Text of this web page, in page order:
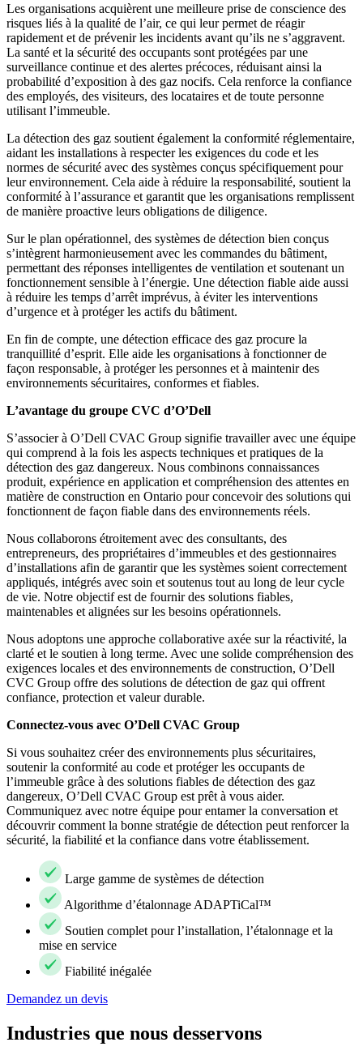
Les organisations acquièrent une meilleure prise de conscience des
risques liés à la qualité de l’air, ce qui leur permet de réagir
rapidement et de prévenir les incidents avant qu’ils ne s’aggravent.
La santé et la sécurité des occupants sont protégées par une
surveillance continue et des alertes précoces, réduisant ainsi la
probabilité d’exposition à des gaz nocifs. Cela renforce la confiance
des employés, des visiteurs, des locataires et de toute personne
utilisant l’immeuble.
La détection des gaz soutient également la conformité réglementaire,
aidant les installations à respecter les exigences du code et les
normes de sécurité avec des systèmes conçus spécifiquement pour
leur environnement. Cela aide à réduire la responsabilité, soutient la
conformité à l’assurance et garantit que les organisations remplissent
de manière proactive leurs obligations de diligence.
Sur le plan opérationnel, des systèmes de détection bien conçus
s’intègrent harmonieusement avec les commandes du bâtiment,
permettant des réponses intelligentes de ventilation et soutenant un
fonctionnement sensible à l’énergie. Une détection fiable aide aussi
à réduire les temps d’arrêt imprévus, à éviter les interventions
d’urgence et à protéger les actifs du bâtiment.
En fin de compte, une détection efficace des gaz procure la
tranquillité d’esprit. Elle aide les organisations à fonctionner de
façon responsable, à protéger les personnes et à maintenir des
environnements sécuritaires, conformes et fiables.
L’avantage du groupe CVC d’O’Dell
S’associer à O’Dell CVAC Group signifie travailler avec une équipe
qui comprend à la fois les aspects techniques et pratiques de la
détection des gaz dangereux. Nous combinons connaissances
produit, expérience en application et compréhension des attentes en
matière de construction en Ontario pour concevoir des solutions qui
fonctionnent de façon fiable dans des environnements réels.
Nous collaborons étroitement avec des consultants, des
entrepreneurs, des propriétaires d’immeubles et des gestionnaires
d’installations afin de garantir que les systèmes soient correctement
appliqués, intégrés avec soin et soutenus tout au long de leur cycle
de vie. Notre objectif est de fournir des solutions fiables,
maintenables et alignées sur les besoins opérationnels.
Nous adoptons une approche collaborative axée sur la réactivité, la
clarté et le soutien à long terme. Avec une solide compréhension des
exigences locales et des environnements de construction, O’Dell
CVC Group offre des solutions de détection de gaz qui offrent
confiance, protection et valeur durable.
Connectez-vous avec O’Dell CVAC Group
Si vous souhaitez créer des environnements plus sécuritaires,
soutenir la conformité au code et protéger les occupants de
l’immeuble grâce à des solutions fiables de détection des gaz
dangereux, O’Dell CVAC Group est prêt à vous aider.
Communiquez avec notre équipe pour entamer la conversation et
découvrir comment la bonne stratégie de détection peut renforcer la
sécurité, la fiabilité et la confiance dans votre établissement.
Large gamme de systèmes de détection
Algorithme d’étalonnage ADAPTiCal™
Soutien complet pour l’installation, l’étalonnage et la
mise en service
Fiabilité inégalée
Demandez un devis
Industries que nous desservons